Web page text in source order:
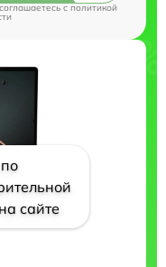
cполитикой
сайте